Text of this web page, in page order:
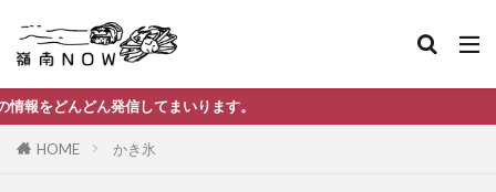
ん発信してまいります。
HOME かき氷